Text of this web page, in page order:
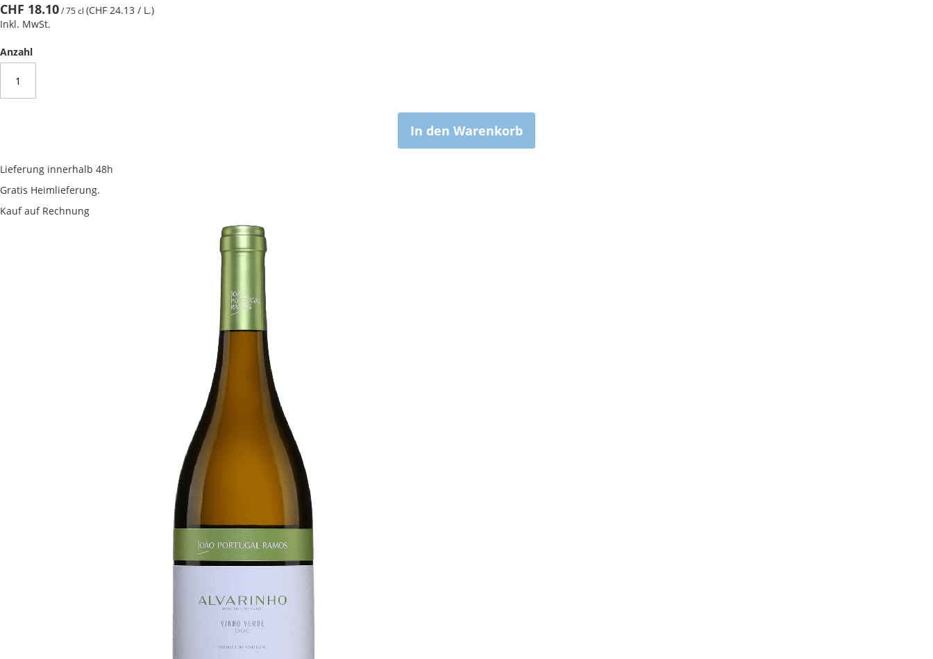
CHF 18.10/75 cl (CHF 24.13 / L.)
Inkl. MwSt.
Anzahl
In den Warenkorb
Lieferung innerhalb 48h
Gratis Heimlieferung.
Kauf auf Rechnung